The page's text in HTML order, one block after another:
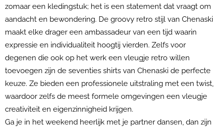
zomaar een kledingstuk; het is een statement dat vraagt om
aandacht en bewondering. De groovy retro stijl van Chenaski
maakt elke drager een ambassadeur van een tijd waarin
expressie en individualiteit hoogtij vierden. Zelfs voor
degenen die ook op het werk een vleugje retro willen
toevoegen zijn de seventies shirts van Chenaski de perfecte
keuze. Ze bieden een professionele uitstraling met een twist,
waardoor zelfs de meest formele omgevingen een vleugje
creativiteit en eigenzinnigheid krijgen.
Ga je in het weekend heerlijk met je partner dansen, dan zijn